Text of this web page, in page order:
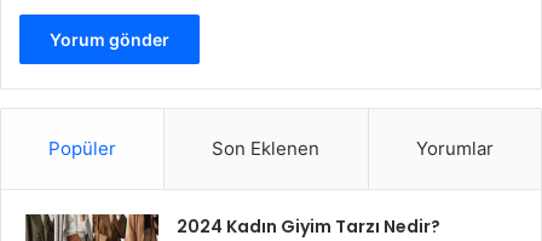
p
A
ç
ı
m
Popüler Son Eklenen Yorumlar
2024 Kadın Giyim Tarzı Nedir?